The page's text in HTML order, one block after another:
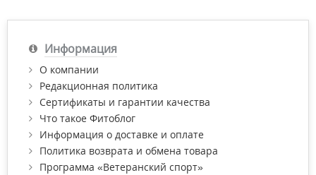
Информация
О компании
Редакционная политика
Сертификаты и гарантии качества
Что такое Фитоблог
Информация о доставке и оплате
Политика возврата и обмена товара
Программа «Ветеранский спорт»